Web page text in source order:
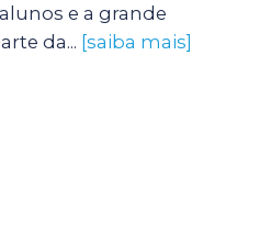
e a grande
da... [saiba mais]